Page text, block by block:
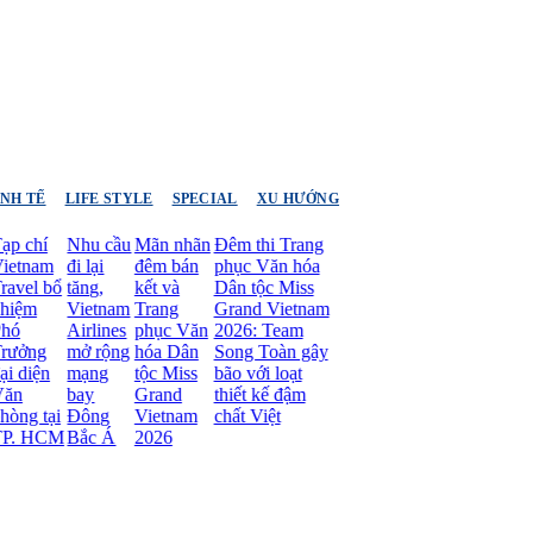
TẾ LIFE STYLE SPECIAL XU HƯỚNG
chí
bổ
tại
HCM
Nhu cầu
đi lại
tăng,
Vietnam
Airlines
mở rộng
mạng
bay
Đông
Bắc Á
Mãn nhãn
đêm bán
kết và
Trang
phục Văn
hóa Dân
tộc Miss
Grand
Vietnam
2026
Đêm thi Trang
phục Văn hóa
Dân tộc Miss
Grand Vietnam
2026: Team
Song Toàn gây
bão với loạt
thiết kế đậm
chất Việt